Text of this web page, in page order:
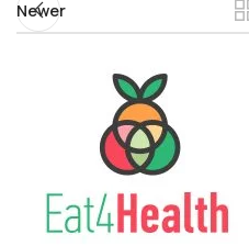
Newer